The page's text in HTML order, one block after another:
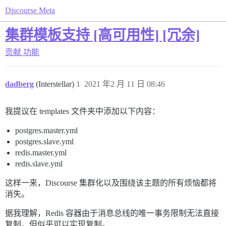
Discourse Meta
集群模板支持 [高可用性] [冗余]
贡献 功能
dadberg (Interstellar) 2021 年2 月 11 日 08:46
1
我提议在 templates 文件夹中添加以下内容：
postgres.master.yml
postgres.slave.yml
redis.master.yml
redis.slave.yml
这样一来，Discourse 集群化以及围绕该主题的所有烦恼都将
消失。
据我理解，Redis 容器由于消息总线的唯一事务限制无法直接
复制，但似乎可以实现复制。